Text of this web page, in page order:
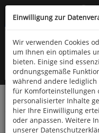
Kompletten Head der
oder
Startseite Bücher
Treffpunkt
Einwilligung zur
Wir verwenden Cookies
um Ihnen ein optimales
bieten. Einige sind
ordnungsgemäße
während andere lediglich
für Komforteinstellungen
personalisierter Inhalte
hier Ihre Einwilligung
oder anpassen. Weitere
unserer